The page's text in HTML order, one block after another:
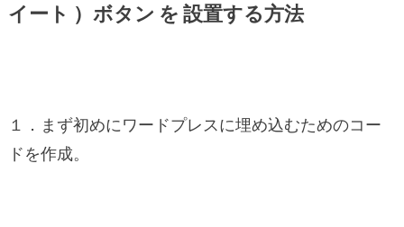
イート ）ボタン を 設置する方法
１．まず初めにワードプレスに埋め込むためのコー
ドを作成。